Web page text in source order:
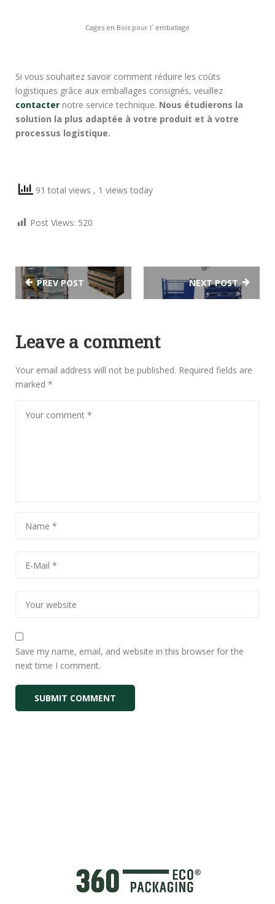
Cages en Bois pour l´ emballage
Si vous souhaitez savoir comment réduire les coûts
logistiques grâce aux emballages consignés, veuillez
contacter notre service technique. Nous étudierons la
solution la plus adaptée à votre produit et à votre
processus logistique.
91 total views , 1 views today
Post Views: 520
PREV POST NEXT POST
Leave a comment
Your email address will not be published. Required fields are
marked *
Save my name, email, and website in this browser for the
next time I comment.